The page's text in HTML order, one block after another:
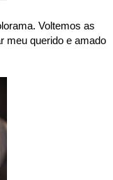
Voltemos as
meu querido e amado